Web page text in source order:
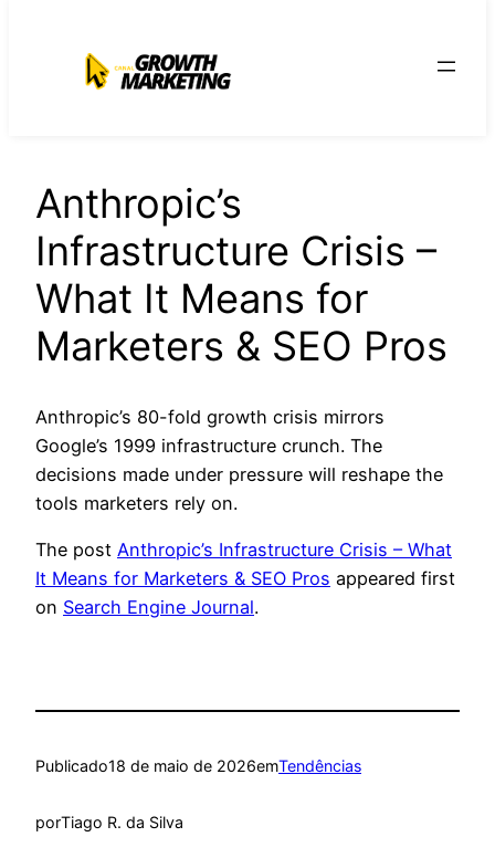
conteúdo
Anthropic’s
Infrastructure Crisis –
What It Means for
Marketers & SEO Pros
Anthropic’s 80-fold growth crisis mirrors
Google’s 1999 infrastructure crunch. The
decisions made under pressure will reshape the
tools marketers rely on.
The post Anthropic’s Infrastructure Crisis – What
It Means for Marketers & SEO Pros appeared first
on Search Engine Journal.
Publicado18 de maio de 2026emTendências
porTiago R. da Silva